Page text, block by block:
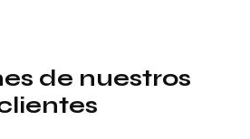
de nuestros